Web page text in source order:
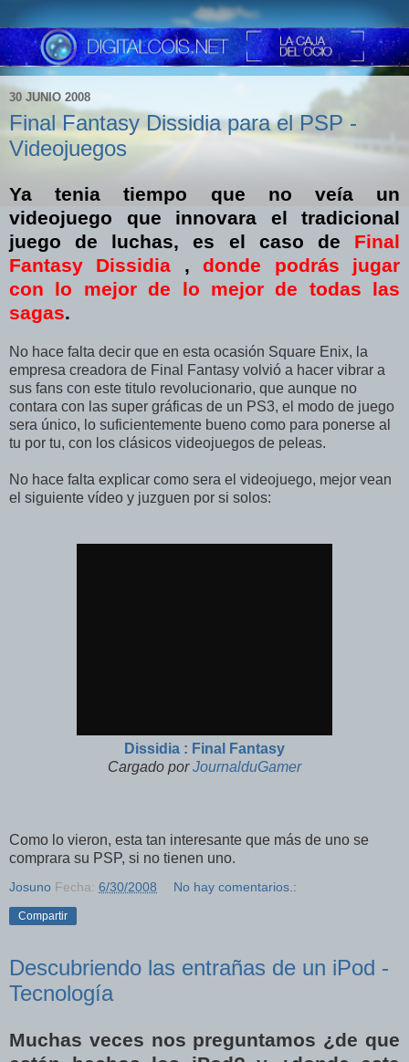
30 JUNIO 2008
Final Fantasy Dissidia para el PSP -
Videojuegos
Ya tenia tiempo que no veía un
videojuego que innovara el tradicional
juego de luchas, es el caso de Final
Fantasy Dissidia ,donde podrás jugar
con lo mejor de lo mejor de todas las
sagas.
No hace falta decir que en esta ocasión Square Enix, la
empresa creadora de Final Fantasy volvió a hacer vibrar a
sus fans con este titulo revolucionario, que aunque no
contara con las super gráficas de un PS3, el modo de juego
sera único, lo suficientemente bueno como para ponerse al
tu por tu, con los clásicos videojuegos de peleas.
No hace falta explicar como sera el videojuego, mejor vean
el siguiente vídeo y juzguen por si solos:
Dissidia : Final Fantasy
Cargado porJournalduGamer
Como lo vieron, esta tan interesante que más de uno se
comprara su PSP, si no tienen uno.
Josuno Fecha: 6/30/2008 No hay comentarios.:
Compartir
Descubriendo las entrañas de un iPod -
Tecnología
Muchas veces nos preguntamos ¿de que